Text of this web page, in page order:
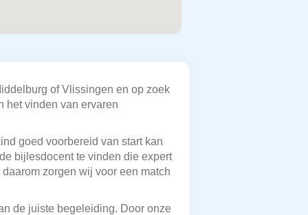
of Vlissingen en op zoek
het vinden van ervaren
goed voorbereid van start kan
bijlesdocent te vinden die expert
zorgen wij voor een match
de juiste begeleiding. Door onze